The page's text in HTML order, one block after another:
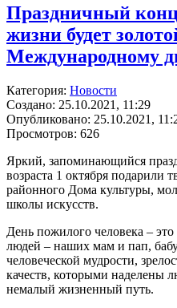
Праздничный
жизни будет
Международному
Категория: Новости
Создано: 25.10.2021, 11:29
Опубликовано: 25.10.2021,
Просмотров: 626
Яркий, запоминающийся
возраста 1 октября подарили
районного Дома культуры,
школы искусств.
День пожилого человека –
людей – наших мам и пап,
человеческой мудрости,
качеств, которыми наделены
немалый жизненный путь.